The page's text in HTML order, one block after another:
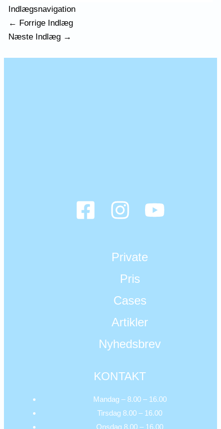
Indlægsnavigation
← Forrige Indlæg
Næste Indlæg →
Private
Pris
Cases
Artikler
Nyhedsbrev
KONTAKT
Mandag – 8.00 – 16.00
Tirsdag 8.00 – 16.00
Onsdag 8.00 – 16.00